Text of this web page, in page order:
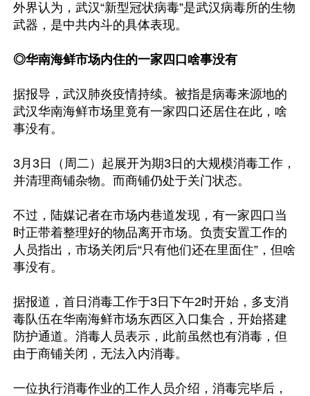
外界认为，武汉“新型冠状病毒”是武汉病毒所的生物
武器，是中共内斗的具体表现。
◎华南海鲜市场内住的一家四口啥事没有
据报导，武汉肺炎疫情持续。被指是病毒来源地的
武汉华南海鲜市场里竟有一家四口还居住在此，啥
事没有。
3月3日（周二）起展开为期3日的大规模消毒工作，
并清理商铺杂物。而商铺仍处于关门状态。
不过，陆媒记者在市场内巷道发现，有一家四口当
时正带着整理好的物品离开市场。负责安置工作的
人员指出，市场关闭后“只有他们还在里面住”，但啥
事没有。
据报道，首日消毒工作于3日下午2时开始，多支消
毒队伍在华南海鲜市场东西区入口集合，开始搭建
防护通道。消毒人员表示，此前虽然也有消毒，但
由于商铺关闭，无法入内消毒。
一位执行消毒作业的工作人员介绍，消毒完毕后，